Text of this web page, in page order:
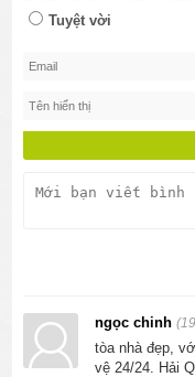
Tuyệt vời
ngọc chinh
tòa nhà đẹp,
vệ 24/24. Hải